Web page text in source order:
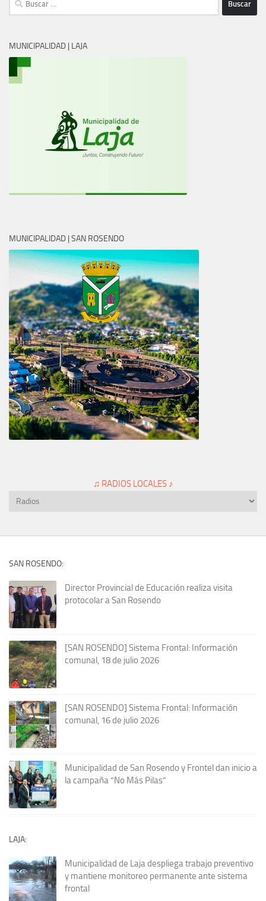
MUNICIPALIDAD | LAJA
MUNICIPALIDAD | SAN ROSENDO
♫ RADIOS LOCALES ♪
SAN ROSENDO:
Director Provincial de Educación realiza visita
protocolar a San Rosendo
[SAN ROSENDO] Sistema Frontal: Información
comunal, 18 de julio 2026
[SAN ROSENDO] Sistema Frontal: Información
comunal, 16 de julio 2026
Municipalidad de San Rosendo y Frontel dan inicio a
la campaña “No Más Pilas”
LAJA:
Municipalidad de Laja despliega trabajo preventivo
y mantiene monitoreo permanente ante sistema
frontal